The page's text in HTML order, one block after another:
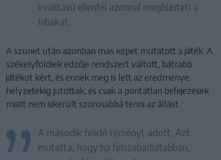
kvalitású ellenfél azonnal megbünteti a
hibákat.
A szünet után azonban más képet mutatott a játék. A
székelyföldiek edzője rendszert váltott, bátrabb
játékot kért, és ennek meg is lett az eredménye:
helyzetekig jutottak, és csak a pontatlan befejezések
miatt nem sikerült szorosabbá tenni az állást.
A második félidő reményt adott. Azt
mutatta, hogy ha felszabadultabban,